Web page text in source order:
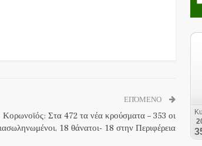
ΕΠΌΜΕΝΟ
Κορωνοϊός: Στα 472 τα νέα κρούσματα – 353 οι
18 θάνατοι- 18 στην Περιφέρεια